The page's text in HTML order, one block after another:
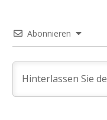
Abonnieren